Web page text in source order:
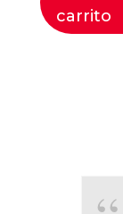
carrito